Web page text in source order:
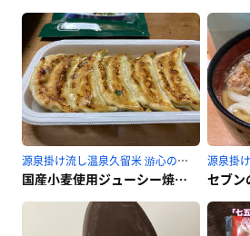
源泉掛け流し温泉久留米 游心の湯のサ活
国産小麦使用ジューシー焼き餃子 セブン